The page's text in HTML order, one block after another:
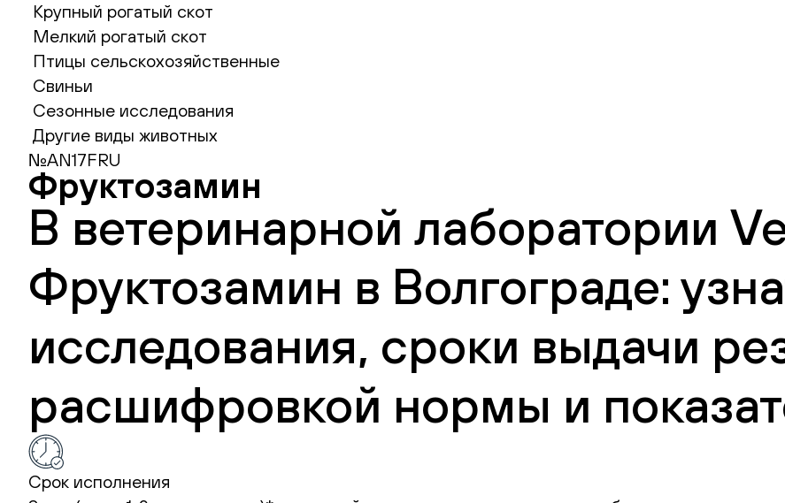
Крупный рогатый скот
Мелкий рогатый скот
Птицы сельскохозяйственные
Свиньи
Сезонные исследования
Другие виды животных
№AN17FRU
Фруктозамин
В ветеринарной лаборатории
Фруктозамин в Волгограде:
исследования, сроки выдачи
расшифровкой нормы и
Срок исполнения